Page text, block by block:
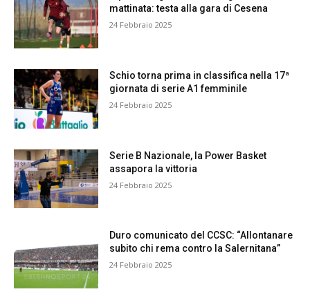
mattinata: testa alla gara di Cesena
24 Febbraio 2025
Schio torna prima in classifica nella 17ª
giornata di serie A1 femminile
24 Febbraio 2025
Serie B Nazionale, la Power Basket
assapora la vittoria
24 Febbraio 2025
Duro comunicato del CCSC: “Allontanare
subito chi rema contro la Salernitana”
24 Febbraio 2025